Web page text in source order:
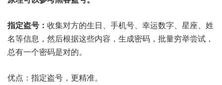
指定盗号： 收集对方的生日、手机号、幸运数字、星座、姓
名等信息，然后根据这些内容，生成密码，批量穷举尝试，
总有一个密码是对的。
优点：指定盗号，更精准。